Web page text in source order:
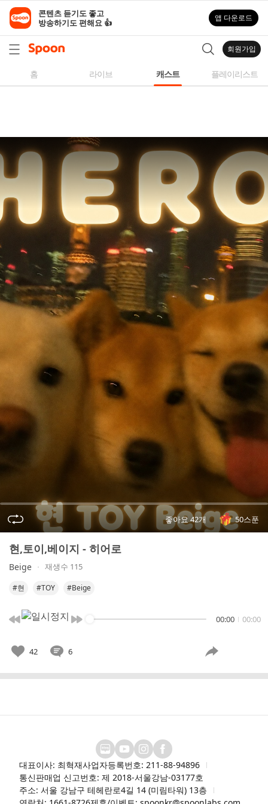
라
자
곡,
성
모
사
등
양
한
오
디
오
츠
를
보
세
요.
콘텐츠 듣기도 좋고
방송하기도 편해요 👍
앱 다운로드
회원가입
홈 라이브 캐스트 플레이리스트
좋아요 42개 50스푼
현,토이,베이지 - 히어로
Beige 재생수 115
#현 #TOY #Beige
00:00 00:00
42 6
대표이사: 최혁재사업자등록번호: 211-88-94896
통신판매업 신고번호: 제 2018-서울강남-03177호
주소: 서울 강남구 테헤란로4길 14 (미림타워) 13층